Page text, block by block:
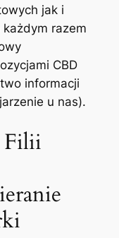
jak i
razem
CBD
informacji
u nas).
Filii